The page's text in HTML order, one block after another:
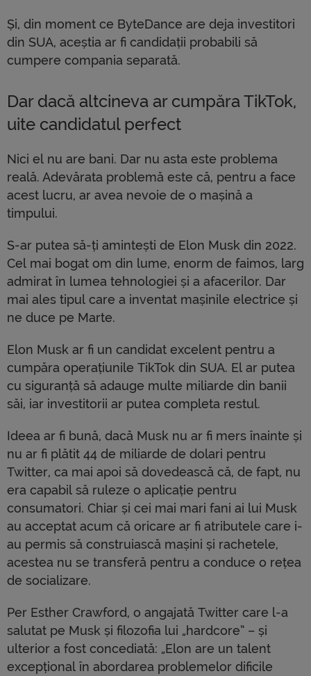
Și, din moment ce ByteDance are deja investitori
din SUA, aceștia ar fi candidații probabili să
cumpere compania separată.
Dar dacă altcineva ar cumpăra TikTok,
uite candidatul perfect
Nici el nu are bani. Dar nu asta este problema
reală. Adevărata problemă este că, pentru a face
acest lucru, ar avea nevoie de o mașină a
timpului.
S-ar putea să-ți amintești de Elon Musk din 2022.
Cel mai bogat om din lume, enorm de faimos, larg
admirat în lumea tehnologiei și a afacerilor. Dar
mai ales tipul care a inventat mașinile electrice și
ne duce pe Marte.
Elon Musk ar fi un candidat excelent pentru a
cumpăra operațiunile TikTok din SUA. El ar putea
cu siguranță să adauge multe miliarde din banii
săi, iar investitorii ar putea completa restul.
Ideea ar fi bună, dacă Musk nu ar fi mers înainte și
nu ar fi plătit 44 de miliarde de dolari pentru
Twitter, ca mai apoi să dovedească că, de fapt, nu
era capabil să ruleze o aplicație pentru
consumatori. Chiar și cei mai mari fani ai lui Musk
au acceptat acum că oricare ar fi atributele care i-
au permis să construiască mașini și rachetele,
acestea nu se transferă pentru a conduce o rețea
de socializare.
Per Esther Crawford, o angajată Twitter care l-a
salutat pe Musk și filozofia lui „hardcore” – și
ulterior a fost concediată: „Elon are un talent
excepțional în abordarea problemelor dificile